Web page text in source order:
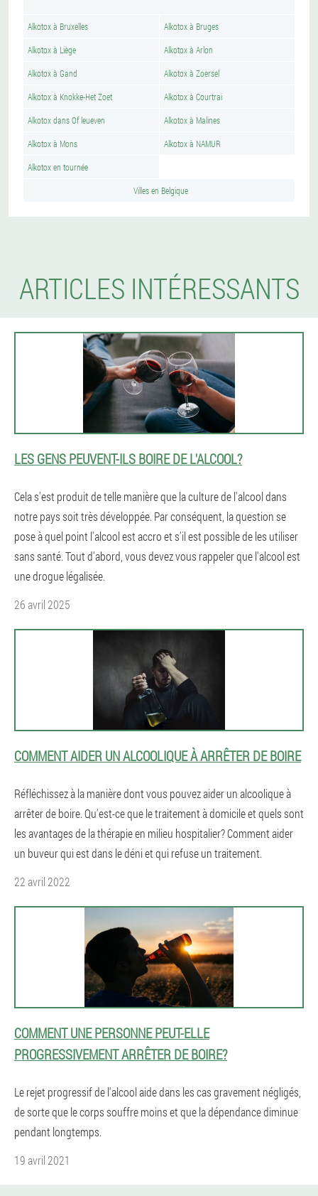
Alkotox à Bruxelles Alkotox à Bruges
Alkotox à Liège Alkotox à Arlon
Alkotox à Gand Alkotox à Zoersel
Alkotox à Knokke-Het Zoet Alkotox à Courtrai
Alkotox dans Of leueven Alkotox à Malines
Alkotox à Mons Alkotox à NAMUR
Alkotox en tournée
Villes en Belgique
ARTICLES INTÉRESSANTS
LES GENS PEUVENT-ILS BOIRE DE L'ALCOOL?
Cela s'est produit de telle manière que la culture de l'alcool dans
notre pays soit très développée. Par conséquent, la question se
pose à quel point l'alcool est accro et s'il est possible de les utiliser
sans santé. Tout d'abord, vous devez vous rappeler que l'alcool est
une drogue légalisée.
26 avril 2025
COMMENT AIDER UN ALCOOLIQUE À ARRÊTER DE BOIRE
Réfléchissez à la manière dont vous pouvez aider un alcoolique à
arrêter de boire. Qu'est-ce que le traitement à domicile et quels sont
les avantages de la thérapie en milieu hospitalier? Comment aider
un buveur qui est dans le déni et qui refuse un traitement.
22 avril 2022
COMMENT UNE PERSONNE PEUT-ELLE
PROGRESSIVEMENT ARRÊTER DE BOIRE?
Le rejet progressif de l'alcool aide dans les cas gravement négligés,
de sorte que le corps souffre moins et que la dépendance diminue
pendant longtemps.
19 avril 2021